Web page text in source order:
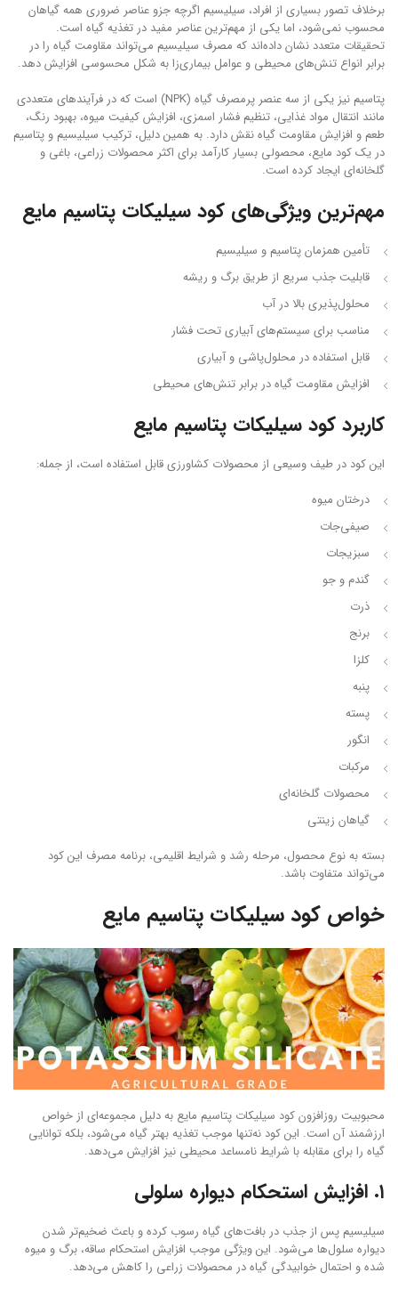
برخلاف تصور بسیاری از افراد، سیلیسیم اگرچه جزو عناصر ضروری همه گیاهان
محسوب نمی‌شود، اما یکی از مهم‌ترین عناصر مفید در تغذیه گیاه است.
تحقیقات متعدد نشان داده‌اند که مصرف سیلیسیم می‌تواند مقاومت گیاه را در
برابر انواع تنش‌های محیطی و عوامل بیماری‌زا به شکل محسوسی افزایش دهد.
پتاسیم نیز یکی از سه عنصر پرمصرف گیاه (NPK) است که در فرآیندهای متعددی
مانند انتقال مواد غذایی، تنظیم فشار اسمزی، افزایش کیفیت میوه، بهبود رنگ،
طعم و افزایش مقاومت گیاه نقش دارد. به همین دلیل، ترکیب سیلیسیم و پتاسیم
در یک کود مایع، محصولی بسیار کارآمد برای اکثر محصولات زراعی، باغی و
گلخانه‌ای ایجاد کرده است.
مهم‌ترین ویژگی‌های کود سیلیکات پتاسیم مایع
تأمین همزمان پتاسیم و سیلیسیم
قابلیت جذب سریع از طریق برگ و ریشه
محلول‌پذیری بالا در آب
مناسب برای سیستم‌های آبیاری تحت فشار
قابل استفاده در محلول‌پاشی و آبیاری
افزایش مقاومت گیاه در برابر تنش‌های محیطی
کاربرد کود سیلیکات پتاسیم مایع
این کود در طیف وسیعی از محصولات کشاورزی قابل استفاده است، از جمله:
درختان میوه
صیفی‌جات
سبزیجات
گندم و جو
ذرت
برنج
کلزا
پنبه
پسته
انگور
مرکبات
محصولات گلخانه‌ای
گیاهان زینتی
بسته به نوع محصول، مرحله رشد و شرایط اقلیمی، برنامه مصرف این کود
می‌تواند متفاوت باشد.
خواص کود سیلیکات پتاسیم مایع
محبوبیت روزافزون کود سیلیکات پتاسیم مایع به دلیل مجموعه‌ای از خواص
ارزشمند آن است. این کود نه‌تنها موجب تغذیه بهتر گیاه می‌شود، بلکه توانایی
گیاه را برای مقابله با شرایط نامساعد محیطی نیز افزایش می‌دهد.
۱. افزایش استحکام دیواره سلولی
سیلیسیم پس از جذب در بافت‌های گیاه رسوب کرده و باعث ضخیم‌تر شدن
دیواره سلول‌ها می‌شود. این ویژگی موجب افزایش استحکام ساقه، برگ و میوه
شده و احتمال خوابیدگی گیاه در محصولات زراعی را کاهش می‌دهد.